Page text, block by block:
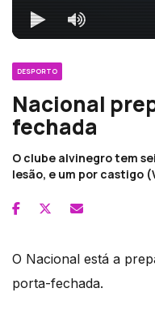
DESPORTO
Nacional
fechada
O clube alvinegro tem
lesão, e um por castigo
O Nacional está a
porta-fechada.